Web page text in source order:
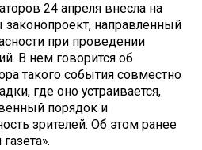
24 апреля внесла на
направленный
при проведении
В нем говорится об
такого события совместно
где оно устраивается,
порядок и
зрителей. Об этом ранее